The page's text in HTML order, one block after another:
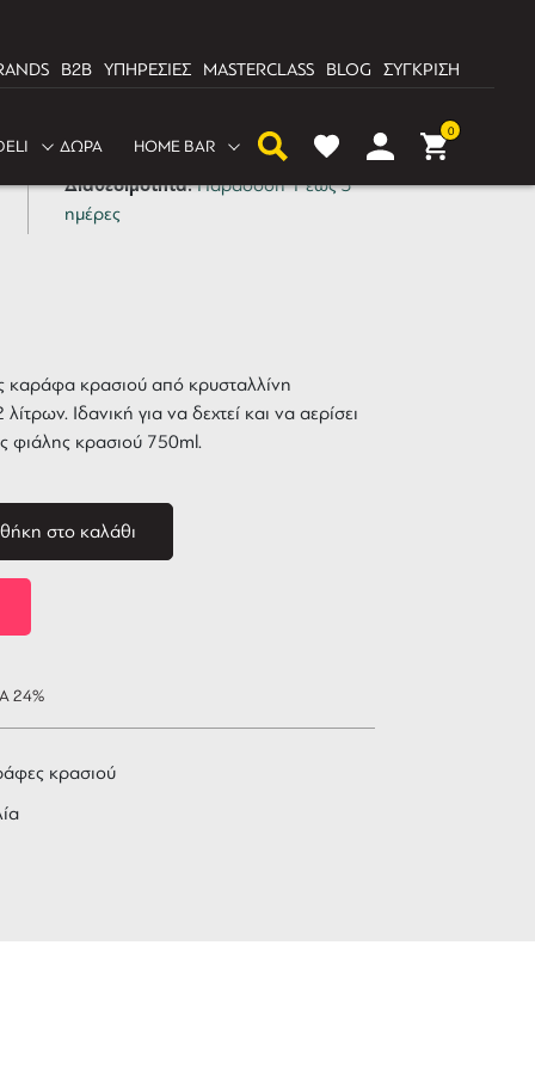
B2B ΥΠΗΡΕΣΙΕΣ MASTERCLASS BLOG ΣΥΓΚΡΙΣΗ
ΔΩΡΑ HOME BAR
0
Luigi Bormioli 2lt
Διαθεσιμότητα:Παράδοση 1 έως 3
ημέρες
καράφα κρασιού από κρυσταλλίνη
Ιδανική για να δεχτεί και να αερίσει
φιάλης κρασιού 750ml.
στο καλάθι
24%
κρασιού